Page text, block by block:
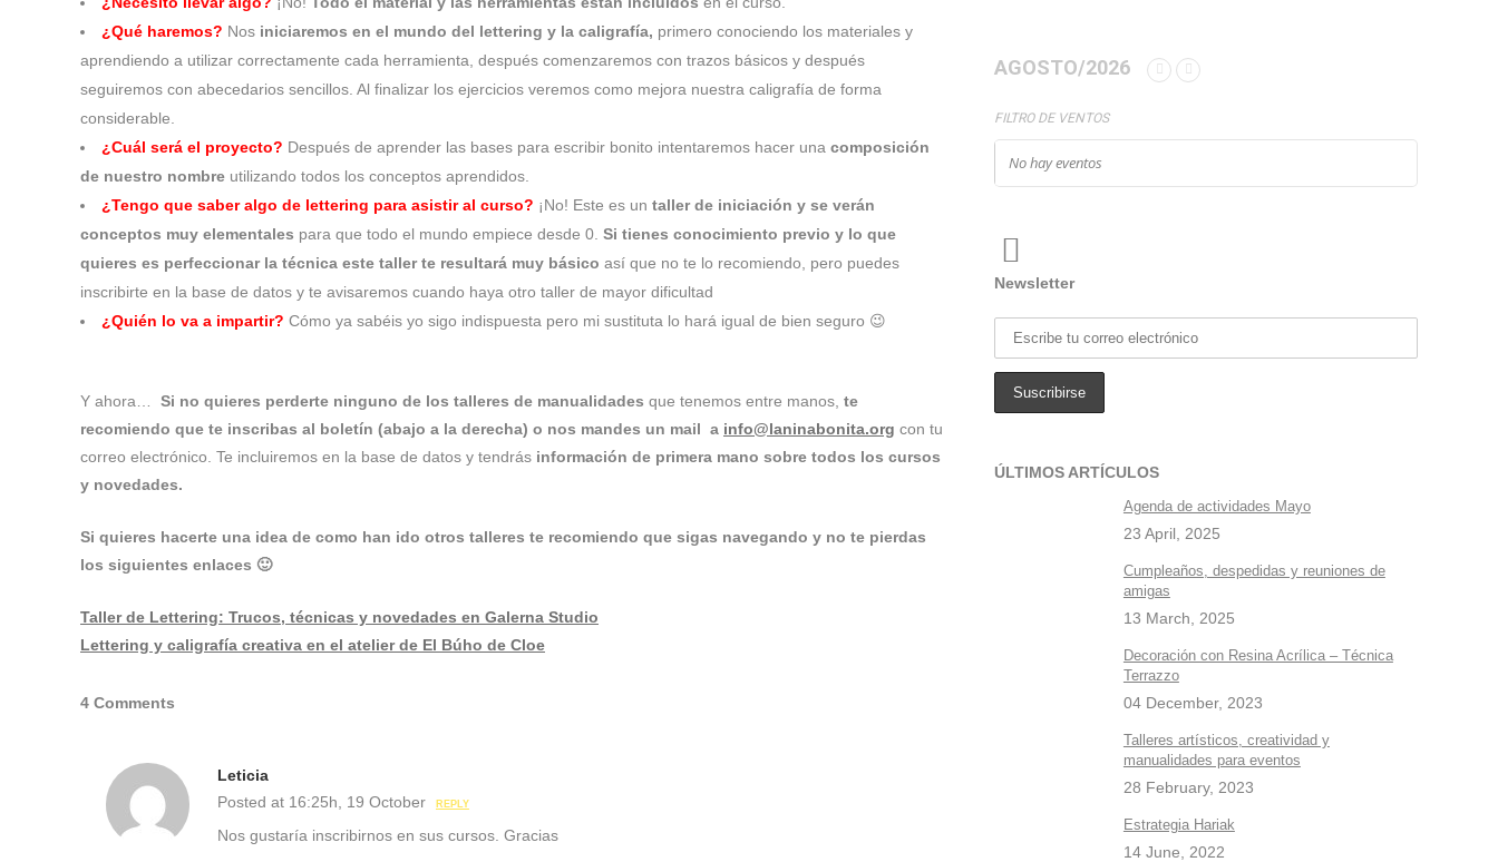
¿Qué haremos? Nos iniciaremos en el mundo del lettering y la caligrafía, primero conociendo los materiales y
aprendiendo a utilizar correctamente cada herramienta, después comenzaremos con trazos básicos y después
seguiremos con abecedarios sencillos. Al finalizar los ejercicios veremos como mejora nuestra caligrafía de forma
considerable.
¿Cuál será el proyecto? Después de aprender las bases para escribir bonito intentaremos hacer una composición
de nuestro nombre utilizando todos los conceptos aprendidos.
¿Tengo que saber algo de lettering para asistir al curso? ¡No! Este es un taller de iniciación y se verán
conceptos muy elementales para que todo el mundo empiece desde 0. Si tienes conocimiento previo y lo que
quieres es perfeccionar la técnica este taller te resultará muy básico así que no te lo recomiendo, pero puedes
inscribirte en la base de datos y te avisaremos cuando haya otro taller de mayor dificultad
¿Quién lo va a impartir? Cómo ya sabéis yo sigo indispuesta pero mi sustituta lo hará igual de bien seguro 😉
Y ahora… Si no quieres perderte ninguno de los talleres de manualidades que tenemos entre manos, te
recomiendo que te inscribas al boletín (abajo a la derecha) o nos mandes un mail a info@laninabonita.org con tu
correo electrónico. Te incluiremos en la base de datos y tendrás información de primera mano sobre todos los cursos
y novedades.
Si quieres hacerte una idea de como han ido otros talleres te recomiendo que sigas navegando y no te pierdas
los siguientes enlaces 🙂
Taller de Lettering: Trucos, técnicas y novedades en Galerna Studio
Lettering y caligrafía creativa en el atelier de El Búho de Cloe
4 Comments
Leticia
Posted at 16:25h, 19 October
REPLY
Nos gustaría inscribirnos en sus cursos. Gracias
AGOSTO/2026
FILTRO DE VENTOS
No hay eventos
Newsletter
ÚLTIMOS ARTÍCULOS
Agenda de actividades Mayo
23 April, 2025
Cumpleaños, despedidas y reuniones de
amigas
13 March, 2025
Decoración con Resina Acrílica – Técnica
Terrazzo
04 December, 2023
Talleres artísticos, creatividad y
manualidades para eventos
28 February, 2023
Estrategia Hariak
14 June, 2022